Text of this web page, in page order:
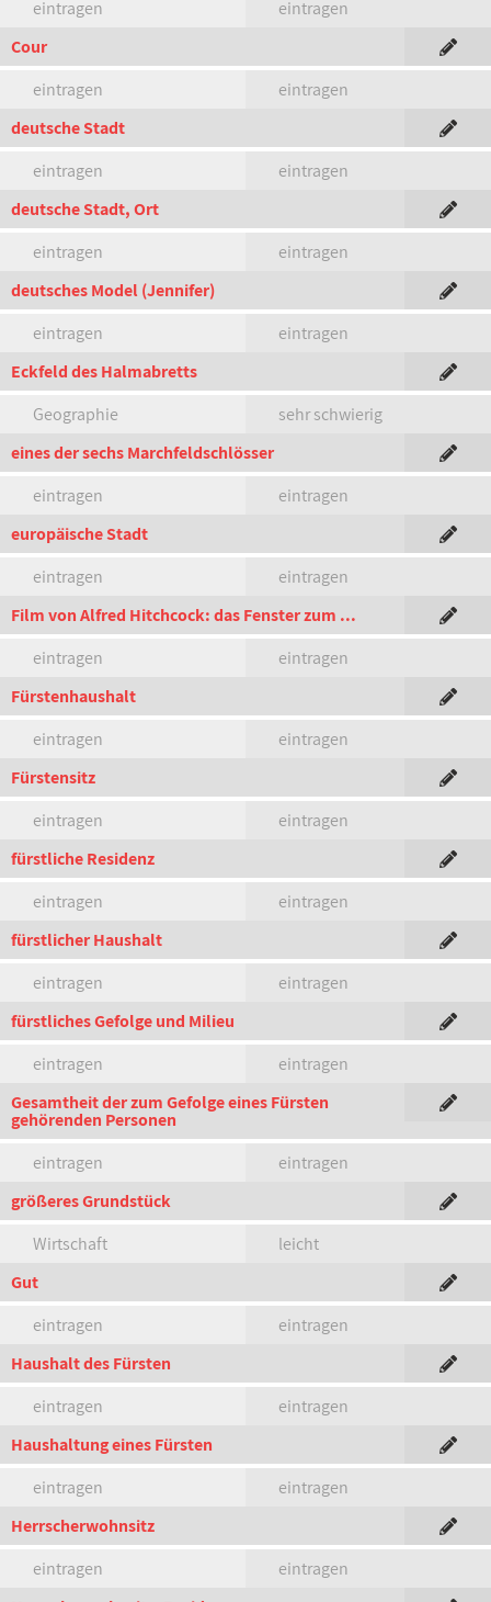
eintragen
eintragen
Cour
eintragen
eintragen
deutsche Stadt
eintragen
eintragen
deutsche Stadt, Ort
eintragen
eintragen
deutsches Model (Jennifer)
eintragen
eintragen
Eckfeld des Halmabretts
Geographie
sehr schwierig
eines der sechs Marchfeldschlösser
eintragen
eintragen
europäische Stadt
eintragen
eintragen
Film von Alfred Hitchcock: das Fenster zum ...
eintragen
eintragen
Fürstenhaushalt
eintragen
eintragen
Fürstensitz
eintragen
eintragen
fürstliche Residenz
eintragen
eintragen
fürstlicher Haushalt
eintragen
eintragen
fürstliches Gefolge und Milieu
eintragen
eintragen
Gesamtheit der zum Gefolge eines Fürsten
gehörenden Personen
eintragen
eintragen
größeres Grundstück
Wirtschaft
leicht
Gut
eintragen
eintragen
Haushalt des Fürsten
eintragen
eintragen
Haushaltung eines Fürsten
eintragen
eintragen
Herrscherwohnsitz
eintragen
eintragen